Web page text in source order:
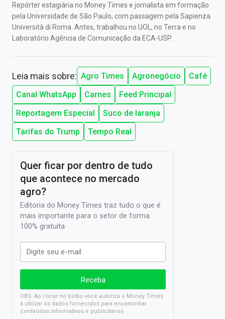
Repórter estagiária no Money Times e jornalista em formação
pela Universidade de São Paulo, com passagem pela Sapienza
Università di Roma. Antes, trabalhou no UOL, no Terra e no
Laboratório Agência de Comunicação da ECA-USP.
Leia mais sobre: Agro Times Agronegócio
Café
Canal WhatsApp
Carnes
Feed Principal
Reportagem Especial
Suco de laranja
Tarifas do Trump
Tempo Real
Quer ficar por dentro de tudo
que acontece no mercado
agro?
Editoria do Money Times traz tudo o que é
mais importante para o setor de forma
100% gratuita
OBS: Ao clicar no botão você autoriza o Money Times
a utilizar os dados fornecidos para encaminhar
conteúdos informativos e publicitários.